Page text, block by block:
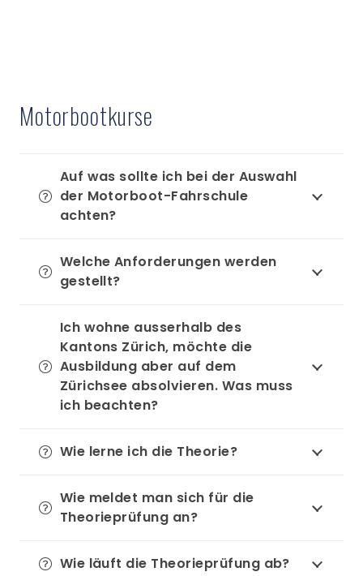
Motorbootkurse
Auf was sollte ich bei der Auswahl
der Motorboot-Fahrschule
achten?
Welche Anforderungen werden
gestellt?
Ich wohne ausserhalb des
Kantons Zürich, möchte die
Ausbildung aber auf dem
Zürichsee absolvieren. Was muss
ich beachten?
Wie lerne ich die Theorie?
Wie meldet man sich für die
Theorieprüfung an?
Wie läuft die Theorieprüfung ab?